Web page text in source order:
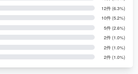
12件 (6.3%)
10件 (5.2%)
5件 (2.6%)
2件 (1.0%)
2件 (1.0%)
2件 (1.0%)